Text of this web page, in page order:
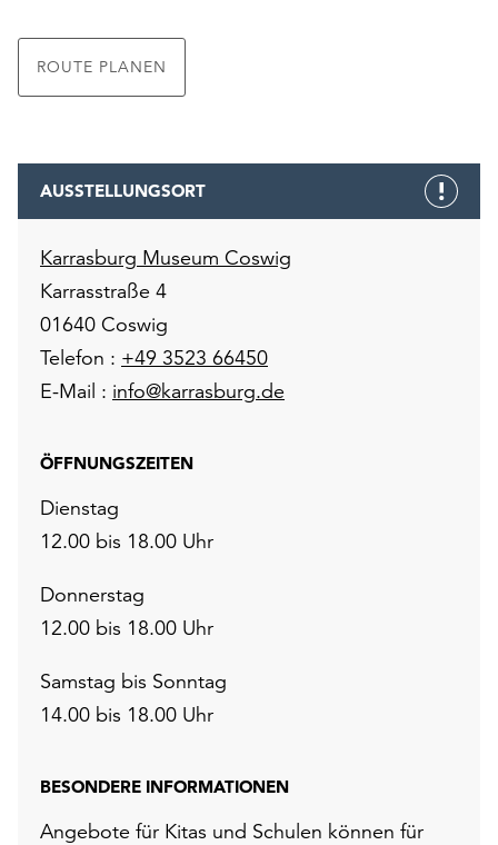
ROUTE PLANEN
AUSSTELLUNGSORT
Karrasburg Museum Coswig
Karrasstraße 4
01640 Coswig
Telefon : +49 3523 66450
E-Mail : info@karrasburg.de
ÖFFNUNGSZEITEN
Dienstag
12.00 bis 18.00 Uhr
Donnerstag
12.00 bis 18.00 Uhr
Samstag bis Sonntag
14.00 bis 18.00 Uhr
BESONDERE INFORMATIONEN
Angebote für Kitas und Schulen können für